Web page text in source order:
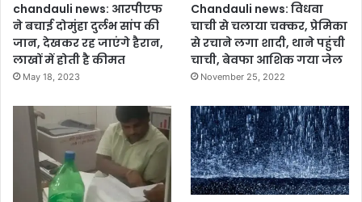
chandauli news: आरपीएफ
ने बचाई दोमुंहा दुर्लभ सांप की
जान, देखकर रह जाएंगे हैरान,
लाखों में होती है कीमत
May 18, 2023
Chandauli news: विधवा
चाची से चलाया चक्कर, प्रेमिका
से रचाने लगा शादी, थाने पहुंची
चाची, बेवफा आशिक गया जेल
November 25, 2022